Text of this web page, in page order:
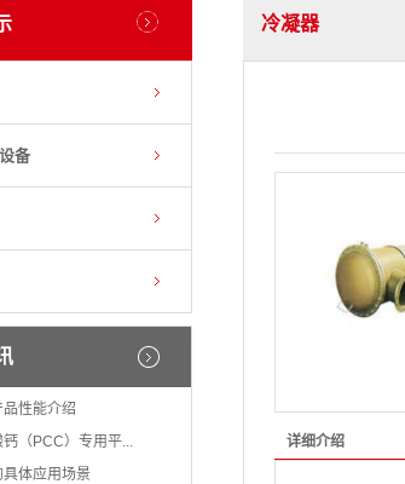
备
性能介绍
（PCC）专用平...
具体应用场景
冷凝器
详细介绍